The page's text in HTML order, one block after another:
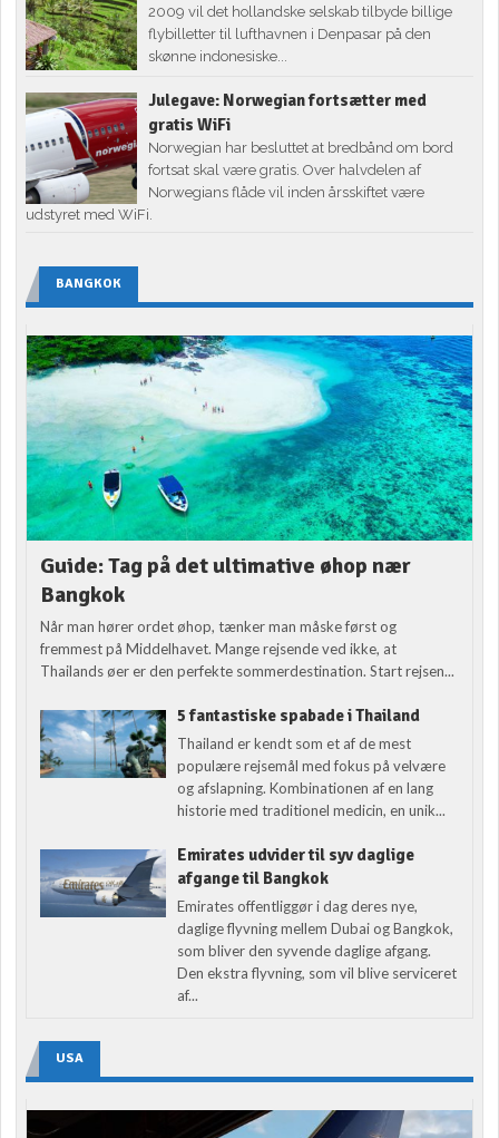
2009 vil det hollandske selskab tilbyde billige
flybilletter til lufthavnen i Denpasar på den
skønne indonesiske...
Julegave: Norwegian fortsætter med
gratis WiFi
Norwegian har besluttet at bredbånd om bord
fortsat skal være gratis. Over halvdelen af
Norwegians flåde vil inden årsskiftet være
udstyret med WiFi.
BANGKOK
Guide: Tag på det ultimative øhop nær
Bangkok
Når man hører ordet øhop, tænker man måske først og
fremmest på Middelhavet. Mange rejsende ved ikke, at
Thailands øer er den perfekte sommerdestination. Start rejsen...
5 fantastiske spabade i Thailand
Thailand er kendt som et af de mest
populære rejsemål med fokus på velvære
og afslapning. Kombinationen af en lang
historie med traditionel medicin, en unik...
Emirates udvider til syv daglige
afgange til Bangkok
Emirates offentliggør i dag deres nye,
daglige flyvning mellem Dubai og Bangkok,
som bliver den syvende daglige afgang.
Den ekstra flyvning, som vil blive serviceret
af...
USA